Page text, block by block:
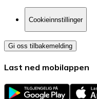
Cookieinnstillinger
Gi oss tilbakemelding
Last ned mobilappen